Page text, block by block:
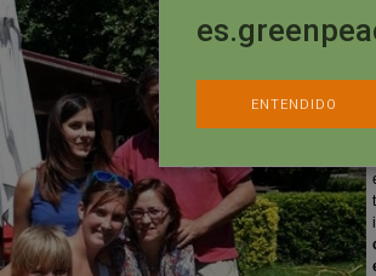
ENTENDIDO